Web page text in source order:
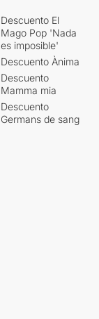
Descuento El
Mago Pop 'Nada
es imposible'
Descuento Ànima
Descuento
Mamma mia
Descuento
Germans de sang